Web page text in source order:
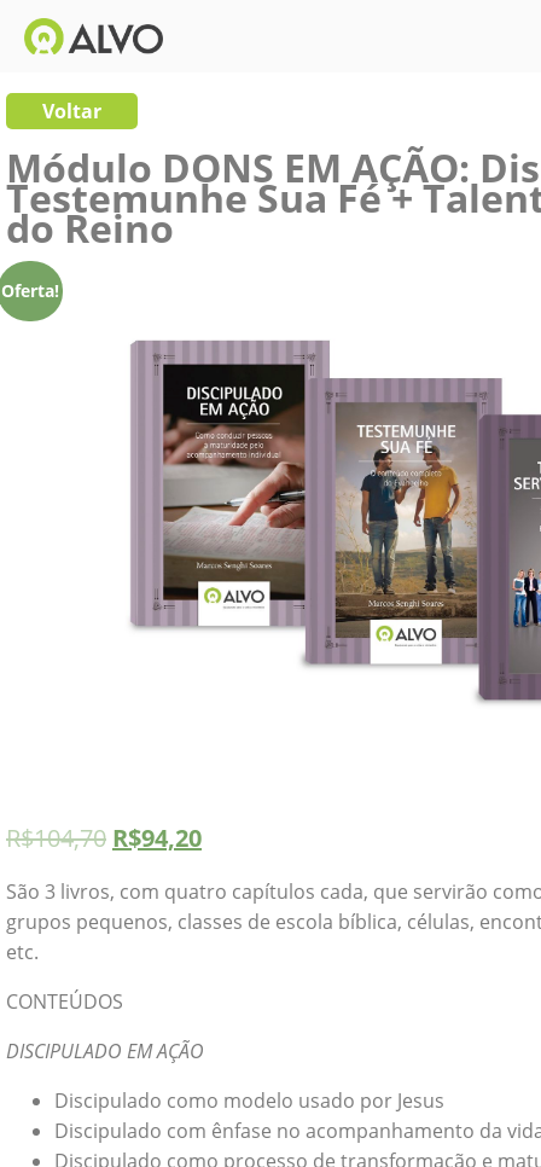
Voltar
Módulo DONS EM AÇÃO:
Testemunhe Sua Fé +
do Reino
Oferta!
R$104,70 R$94,20
São 3 livros, com quatro capítulos cada, que servirão
grupos pequenos, classes de escola bíblica, células,
etc.
CONTEÚDOS
DISCIPULADO EM AÇÃO
Discipulado como modelo usado por Jesus
Discipulado com ênfase no acompanhamento da
Discipulado como processo de transformação e